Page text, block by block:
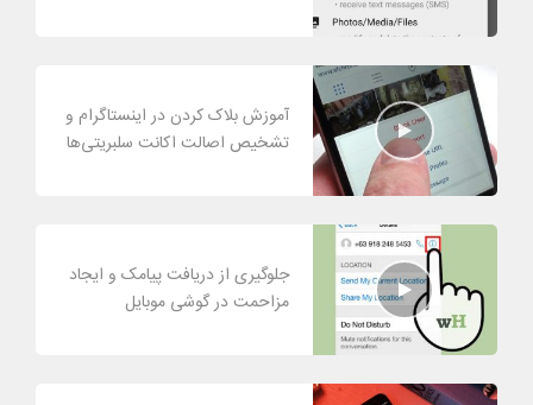
آموزش بلاک کردن در اینستاگرام و
تشخیص اصالت اکانت سلبریتی‌ها
جلوگیری از دریافت پیامک و ایجاد
مزاحمت در گوشی موبایل